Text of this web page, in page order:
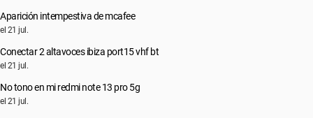
Aparición intempestiva de mcafee
el 21 jul.
Conectar 2 altavoces ibiza port15 vhf bt
el 21 jul.
No tono en mi redmi note 13 pro 5g
el 21 jul.